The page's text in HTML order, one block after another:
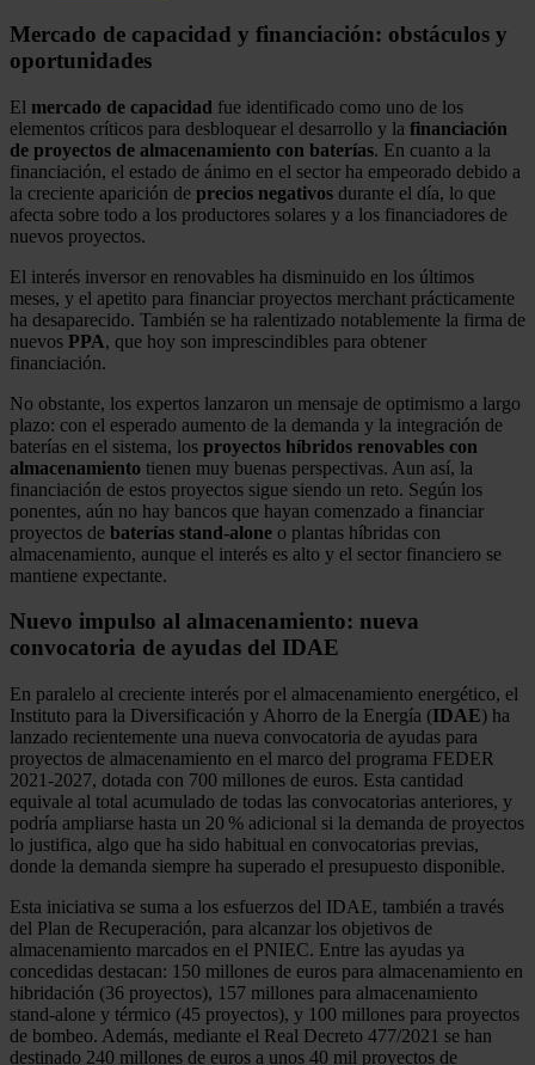
Mercado de capacidad y financiación: obstáculos y
oportunidades
El mercado de capacidad fue identificado como uno de los
elementos críticos para desbloquear el desarrollo y la financiación
de proyectos de almacenamiento con baterías. En cuanto a la
financiación, el estado de ánimo en el sector ha empeorado debido a
la creciente aparición de precios negativos durante el día, lo que
afecta sobre todo a los productores solares y a los financiadores de
nuevos proyectos.
El interés inversor en renovables ha disminuido en los últimos
meses, y el apetito para financiar proyectos merchant prácticamente
ha desaparecido. También se ha ralentizado notablemente la firma de
nuevos PPA, que hoy son imprescindibles para obtener
financiación.
No obstante, los expertos lanzaron un mensaje de optimismo a largo
plazo: con el esperado aumento de la demanda y la integración de
baterías en el sistema, los proyectos híbridos renovables con
almacenamiento tienen muy buenas perspectivas. Aun así, la
financiación de estos proyectos sigue siendo un reto. Según los
ponentes, aún no hay bancos que hayan comenzado a financiar
proyectos de baterías stand-alone o plantas híbridas con
almacenamiento, aunque el interés es alto y el sector financiero se
mantiene expectante.
Nuevo impulso al almacenamiento: nueva
convocatoria de ayudas del IDAE
En paralelo al creciente interés por el almacenamiento energético, el
Instituto para la Diversificación y Ahorro de la Energía (IDAE) ha
lanzado recientemente una nueva convocatoria de ayudas para
proyectos de almacenamiento en el marco del programa FEDER
2021-2027, dotada con 700 millones de euros. Esta cantidad
equivale al total acumulado de todas las convocatorias anteriores, y
podría ampliarse hasta un 20 % adicional si la demanda de proyectos
lo justifica, algo que ha sido habitual en convocatorias previas,
donde la demanda siempre ha superado el presupuesto disponible.
Esta iniciativa se suma a los esfuerzos del IDAE, también a través
del Plan de Recuperación, para alcanzar los objetivos de
almacenamiento marcados en el PNIEC. Entre las ayudas ya
concedidas destacan: 150 millones de euros para almacenamiento en
hibridación (36 proyectos), 157 millones para almacenamiento
stand-alone y térmico (45 proyectos), y 100 millones para proyectos
de bombeo. Además, mediante el Real Decreto 477/2021 se han
destinado 240 millones de euros a unos 40 mil proyectos de